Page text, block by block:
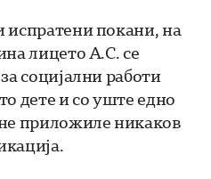
покани, на
лицето А.С. се
социјални работи
дете и со уште едно
приложиле никаков